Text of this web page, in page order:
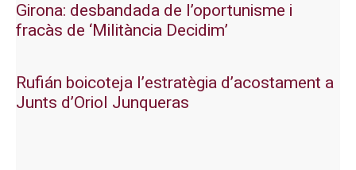
Girona: desbandada de l’oportunisme i
fracàs de ‘Militància Decidim’
Rufián boicoteja l’estratègia d’acostament a
Junts d’Oriol Junqueras